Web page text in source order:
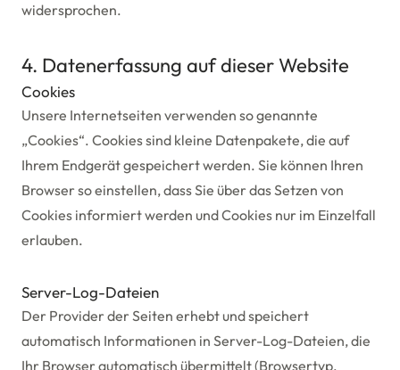
widersprochen.
4. Datenerfassung auf dieser Website
Cookies
Unsere Internetseiten verwenden so genannte
„Cookies“. Cookies sind kleine Datenpakete, die auf
Ihrem Endgerät gespeichert werden. Sie können Ihren
Browser so einstellen, dass Sie über das Setzen von
Cookies informiert werden und Cookies nur im Einzelfall
erlauben.
Server-Log-Dateien
Der Provider der Seiten erhebt und speichert
automatisch Informationen in Server-Log-Dateien, die
Ihr Browser automatisch übermittelt (Browsertyp,